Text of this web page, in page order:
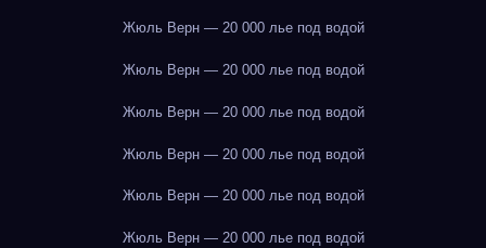
Жюль Верн — 20 000 лье под водой
Жюль Верн — 20 000 лье под водой
Жюль Верн — 20 000 лье под водой
Жюль Верн — 20 000 лье под водой
Жюль Верн — 20 000 лье под водой
Жюль Верн — 20 000 лье под водой